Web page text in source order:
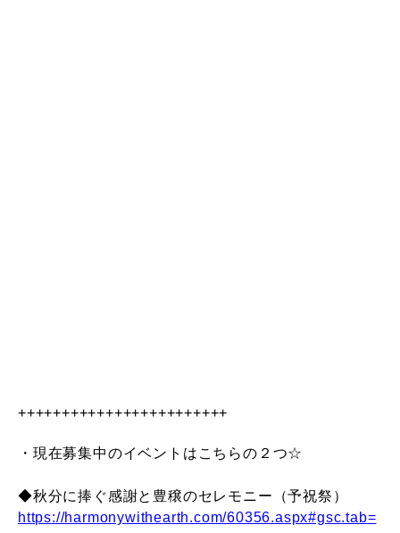
++++++++++++++++++++++++
・現在募集中のイベントはこちらの２つ☆
◆秋分に捧ぐ感謝と豊穣のセレモニー（予祝祭）
https://harmonywithearth.com/60356.aspx#gsc.tab=